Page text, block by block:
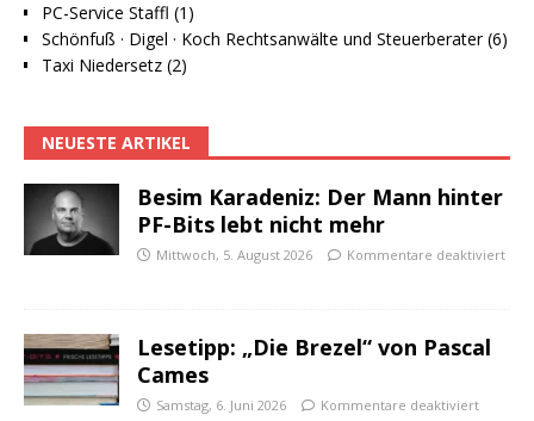
PC-Service Staffl (1)
Schönfuß · Digel · Koch Rechtsanwälte und Steuerberater (6)
Taxi Niedersetz (2)
NEUESTE ARTIKEL
Besim Karadeniz: Der Mann hinter
PF-Bits lebt nicht mehr
Mittwoch, 5. August 2026 Kommentare deaktiviert
Lesetipp: „Die Brezel“ von Pascal
Cames
Samstag, 6. Juni 2026 Kommentare deaktiviert